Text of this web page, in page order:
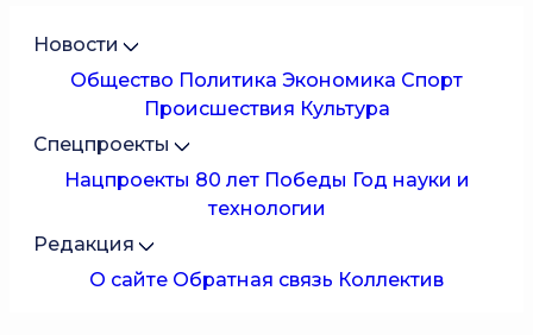
Новости
Общество Политика Экономика Спорт
Происшествия Культура
Спецпроекты
Нацпроекты 80 лет Победы Год науки и
технологии
Редакция
О сайте Обратная связь Коллектив